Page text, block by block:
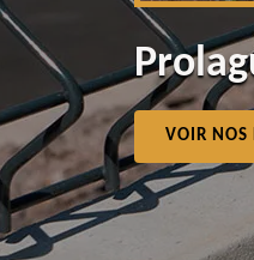
VOIR NOS